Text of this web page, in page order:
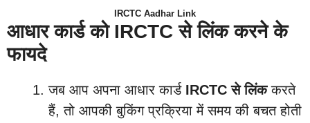
IRCTC Aadhar Link
आधार कार्ड को IRCTC से लिंक करने के
फायदे
जब आप अपना आधार कार्ड IRCTC से लिंककरते
हैं, तो आपकी बुकिंग प्रक्रिया में समय की बचत होती